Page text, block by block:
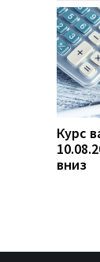
Курс
вниз